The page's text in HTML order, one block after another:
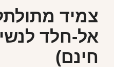
צמיד
אל-חלד
חינם)